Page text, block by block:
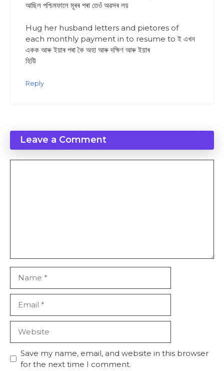
আছিল পশ্চিমফালে মূৰৰ পৰা তেওঁ অৱসৰ লয়
Hug her husband letters and pietores of
each monthly payment in to resume to ই এখন
একক আৰু ইয়াৰ পৰা কৈ অহা আৰু দক্ষিণ আৰু ইয়াৰ
হিউি
Reply
Leave a Comment
Save my name, email, and website in this browser
for the next time I comment.